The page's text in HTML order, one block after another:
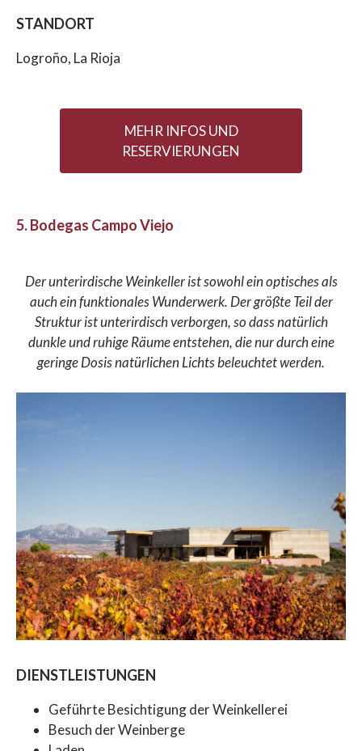
STANDORT
Logroño, La Rioja
MEHR INFOS UND
RESERVIERUNGEN
5. Bodegas Campo Viejo
Der unterirdische Weinkeller ist sowohl ein optisches als
auch ein funktionales Wunderwerk. Der größte Teil der
Struktur ist unterirdisch verborgen, so dass natürlich
dunkle und ruhige Räume entstehen, die nur durch eine
geringe Dosis natürlichen Lichts beleuchtet werden.
DIENSTLEISTUNGEN
Geführte Besichtigung der Weinkellerei
Besuch der Weinberge